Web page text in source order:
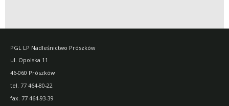
PGL LP Nadleśnictwo Prószków
ul. Opolska 11
46-060 Prószków
tel. 77 464-80-22
fax. 77 464-93-39